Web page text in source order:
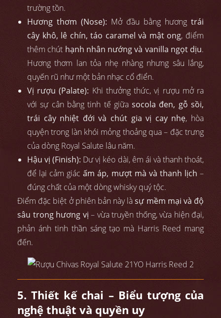
trường tồn.
Hương thơm (Nose): Mở đầu bằng hương trái
cây khô, lê chín, táo caramel và mật ong, điểm
thêm chút hạnh nhân nướng và vanilla ngọt dịu.
Hương thơm lan tỏa nhẹ nhàng nhưng sâu lắng,
quyến rũ như một bản nhạc cổ điển.
Vị rượu (Palate): Khi thưởng thức, vị rượu mở ra
với sự cân bằng tinh tế giữasocola đen, gỗ sồi,
trái cây nhiệt đới và chút gia vị cay nhẹ, hòa
quyện trong làn khói mỏng thoảng qua – đặc trưng
của dòng Royal Salute lâu năm.
Hậu vị (Finish): Dư vị kéo dài, êm ái và thanh thoát,
để lại cảm giácấm áp, mượt mà và thanh lịch –
đúng chất của một dòng whisky quý tộc.
Điểm đặc biệt ở phiên bản này làsự mềm mại và độ
sâu trong hương vị – vừa truyền thống, vừa hiện đại,
phản ánh tinh thần sáng tạo mà Harris Reed mang
đến.
5. Thiết kế chai – Biểu tượng của
nghệ thuật và quyền uy